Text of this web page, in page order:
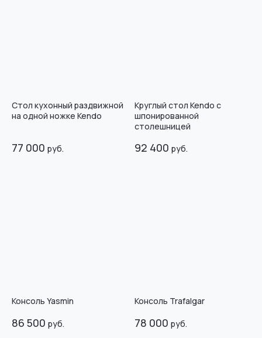
Стол кухонный раздвижной
на одной ножке Kendo
77 000 руб.
Круглый стол Kendo с
шпонированной
столешницей
92 400 руб.
Консоль Yasmin
86 500 руб.
Консоль Trafalgar
78 000 руб.